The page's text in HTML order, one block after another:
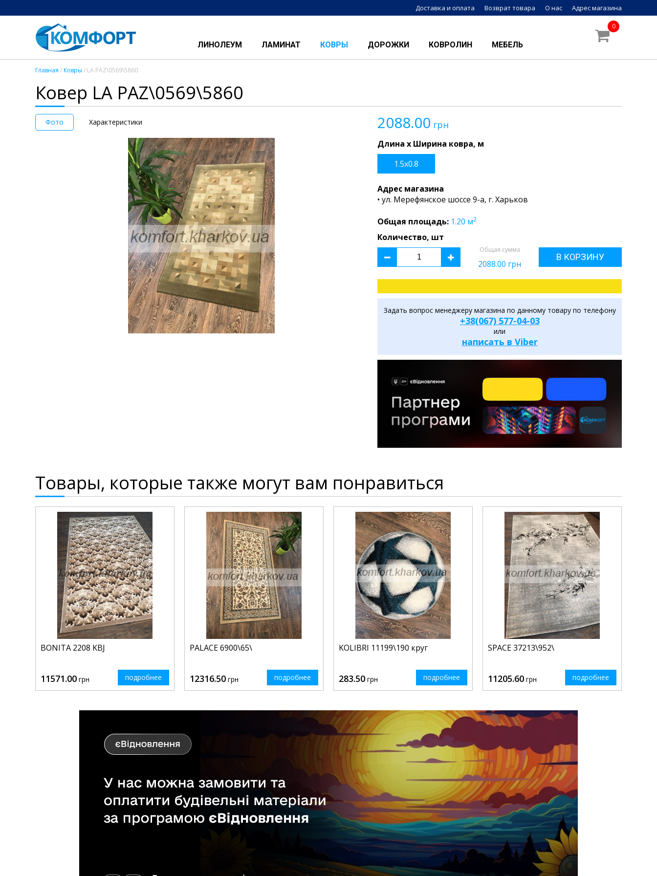
Доставка и оплата Возврат товара О нас Адрес магазина
ЛИНОЛЕУМ ЛАМИНАТ КОВРЫ ДОРОЖКИ КОВРОЛИН МЕБЕЛЬ
0
Главная /Ковры / LA PAZ\0569\5860
Ковер LA PAZ\0569\5860
Фото Характеристики 2088.00 грн
Длина x Ширина ковра, м
1.5x0.8
Адрес магазина
• ул. Мерефянское шоссе 9-а, г. Харьков
Общая площадь: 1.20 м2
Количество, шт
Общая сумма
2088.00 грн
В КОРЗИНУ
Задать вопрос менеджеру магазина по данному товару по телефону
+38(067) 577-04-03
или
написать в Viber
Товары, которые также могут вам понравиться
BONITA 2208 KBJ
11571.00 грн подробнее
PALACE 6900\65\
12316.50 грн подробнее
KOLIBRI 11199\190 круг
283.50 грн подробнее
SPACE 37213\952\
11205.60 грн подробнее